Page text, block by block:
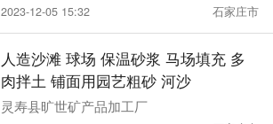
2023-12-05 15:32 石家庄市
人造沙滩 球场 保温砂浆 马场填充 多
肉拌土 铺面用园艺粗砂 河沙
灵寿县旷世矿产品加工厂